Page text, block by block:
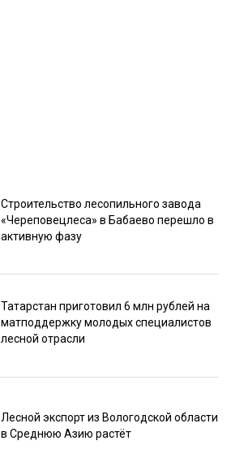
Строительство лесопильного завода
«Череповецлеса» в Бабаево перешло в
активную фазу
Татарстан приготовил 6 млн рублей на
матподдержку молодых специалистов
лесной отрасли
Лесной экспорт из Вологодской области
в Среднюю Азию растёт